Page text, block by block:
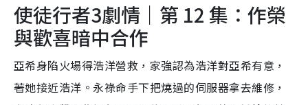
使徒行者3劇情｜第 12 集：作榮
與歡喜暗中合作
亞希身陷火場得浩洋營救，家強認為浩洋對亞希有意，
著她接近浩洋。永祿命手下把燒過的伺服器拿去維修，